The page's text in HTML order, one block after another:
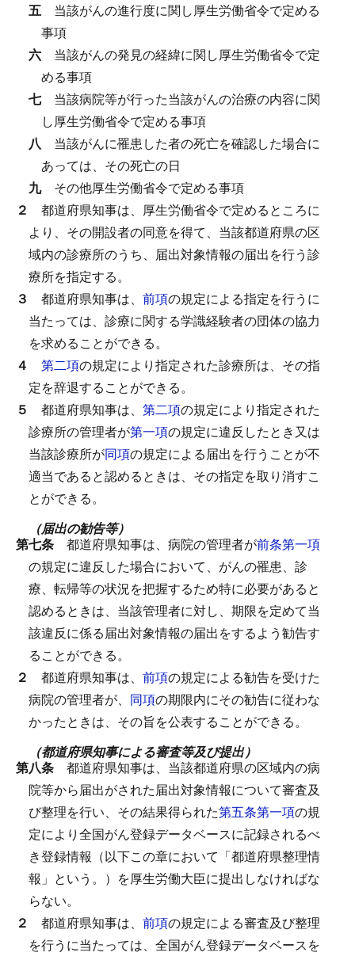
五 当該がんの進行度に関し厚生労働省令で定める
事項
六 当該がんの発見の経緯に関し厚生労働省令で定
める事項
七 当該病院等が行った当該がんの治療の内容に関
し厚生労働省令で定める事項
八 当該がんに罹患した者の死亡を確認した場合に
あっては、その死亡の日
九 その他厚生労働省令で定める事項
２ 都道府県知事は、厚生労働省令で定めるところに
より、その開設者の同意を得て、当該都道府県の区
域内の診療所のうち、届出対象情報の届出を行う診
療所を指定する。
３ 都道府県知事は、 前項の規定による指定を行うに
当たっては、診療に関する学識経験者の団体の協力
を求めることができる。
４ 第二項の規定により指定された診療所は、その指
定を辞退することができる。
５ 都道府県知事は、 第二項の規定により指定された
診療所の管理者が第一項の規定に違反したとき又は
当該診療所が同項の規定による届出を行うことが不
適当であると認めるときは、その指定を取り消すこ
とができる。
（届出の勧告等）
第七条 都道府県知事は、病院の管理者が前条第一項
の規定に違反した場合において、がんの罹患、診
療、転帰等の状況を把握するため特に必要があると
認めるときは、当該管理者に対し、期限を定めて当
該違反に係る届出対象情報の届出をするよう勧告す
ることができる。
２ 都道府県知事は、 前項の規定による勧告を受けた
病院の管理者が、 同項の期限内にその勧告に従わな
かったときは、その旨を公表することができる。
（都道府県知事による審査等及び提出）
第八条 都道府県知事は、当該都道府県の区域内の病
院等から届出がされた届出対象情報について審査及
び整理を行い、その結果得られた第五条第一項の規
定により全国がん登録データベースに記録されるべ
き登録情報（以下この章において「都道府県整理情
報」という。）を厚生労働大臣に提出しなければな
らない。
２ 都道府県知事は、 前項の規定による審査及び整理
を行うに当たっては、全国がん登録データベースを